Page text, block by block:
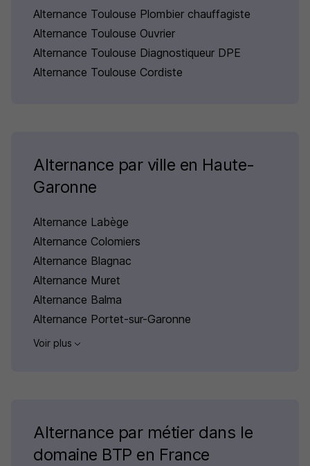
Alternance Toulouse Plombier chauffagiste
Alternance Toulouse Ouvrier
Alternance Toulouse Diagnostiqueur DPE
Alternance Toulouse Cordiste
Alternance par ville en Haute-
Garonne
Alternance Labège
Alternance Colomiers
Alternance Blagnac
Alternance Muret
Alternance Balma
Alternance Portet-sur-Garonne
Voir plus
Alternance par métier dans le
domaine BTP en France